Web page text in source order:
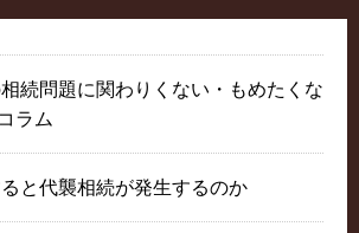
続問題に関わりくない・もめたくな
ラム
と代襲相続が発生するのか